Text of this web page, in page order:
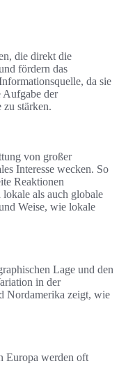
die direkt die
fördern das
da sie
Aufgabe der
stärken.
von großer
Interesse wecken. So
Reaktionen
als auch globale
Weise, wie lokale
Lage und den
in der
Nordamerika zeigt, wie
Europa werden oft